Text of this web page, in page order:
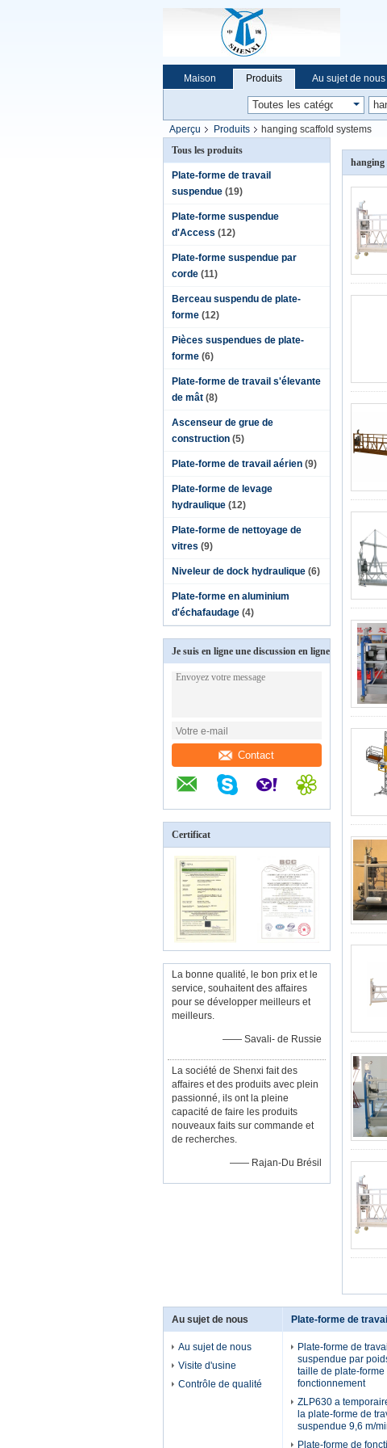
Maison Produits Au sujet de nous
Nouvelles de société
Aperçu Produits
hanging scaffold systems
Tous les produits
Plate-forme de travail
suspendue (19)
Plate-forme suspendue
d'Access (12)
Plate-forme suspendue par
corde (11)
Berceau suspendu de plate-
forme (12)
Pièces suspendues de plate-
forme (6)
Plate-forme de travail s'élevante
de mât (8)
Ascenseur de grue de
construction (5)
Plate-forme de travail aérien (9)
Plate-forme de levage
hydraulique (12)
Plate-forme de nettoyage de
vitres (9)
Niveleur de dock hydraulique (6)
Plate-forme en aluminium
d'échafaudage (4)
Je suis en ligne une discussion en ligne
Contact
Certificat
La bonne qualité, le bon prix et le
service, souhaitent des affaires
pour se développer meilleurs et
meilleurs.
—— Savali- de Russie
La société de Shenxi fait des
affaires et des produits avec plein
passionné, ils ont la pleine
capacité de faire les produits
nouveaux faits sur commande et
de recherches.
—— Rajan-Du Brésil
hanging
Au sujet de nous
Au sujet de nous
Visite d'usine
Contrôle de qualité
Plate-forme de
Plate-forme de
suspendue par
taille de plate-forme
fonctionnement
ZLP630 a
la plate-forme de
suspendue 9,6 m/
Plate-forme de